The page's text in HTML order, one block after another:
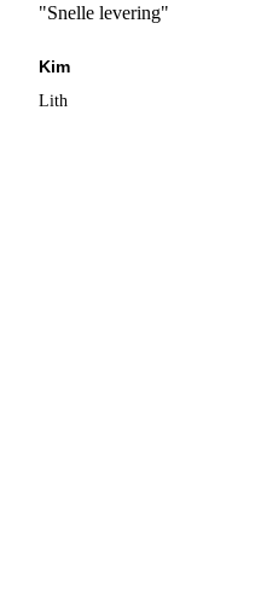
"Snelle levering"
Kim
Lith